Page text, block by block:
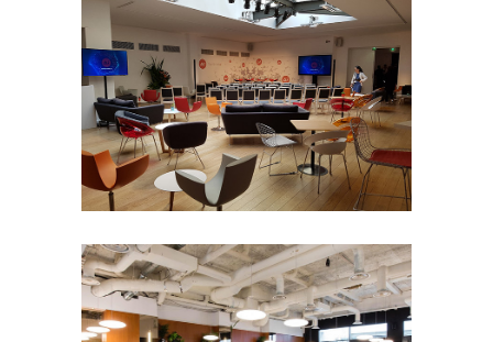
THE BUREAU
- 50 pers 100 à 200 pers 50 à 100
pers 8e arrondissement Défilé Petit
format Séminaire et